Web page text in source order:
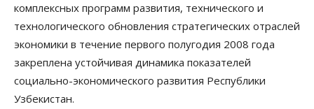
комплексных программ развития, технического и
технологического обновления стратегических отраслей
экономики в течение первого полугодия 2008 года
закреплена устойчивая динамика показателей
социально-экономического развития Республики
Узбекистан.